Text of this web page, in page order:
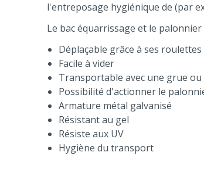
l'entreposage hygiénique de (par
Le bac équarrissage et le
Déplaçable grâce à ses
Facile à vider
Transportable avec une grue
Possibilité d'actionner le
Armature métal galvanisé
Résistant au gel
Résiste aux UV
Hygiène du transport